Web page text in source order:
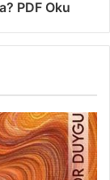
PDF Oku